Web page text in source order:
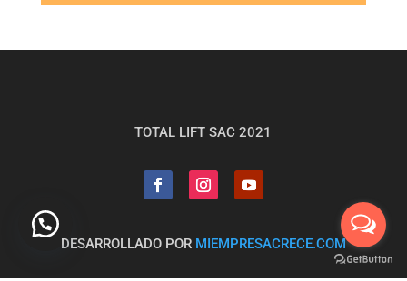
TOTAL LIFT SAC 2021
DESARROLLADO POR MIEMPRESACRECE.COM